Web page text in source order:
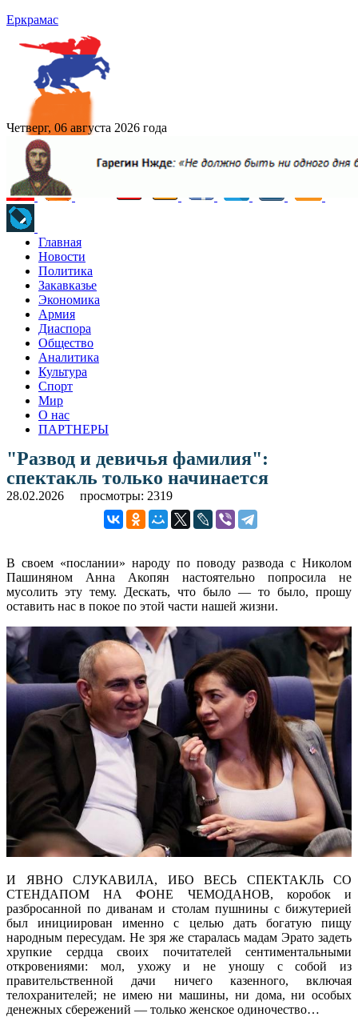
Еркрамас
Четверг, 06 августа 2026 года
Главная
Новости
Политика
Закавказье
Экономика
Армия
Диаспора
Общество
Аналитика
Культура
Спорт
Мир
О нас
ПАРТНЕРЫ
"Развод и девичья фамилия":
спектакль только начинается
28.02.2026 просмотры: 2319
В своем «послании» народу по поводу развода с Николом
Пашиняном Анна Акопян настоятельно попросила не
мусолить эту тему. Дескать, что было — то было, прошу
оставить нас в покое по этой части нашей жизни.
И ЯВНО СЛУКАВИЛА, ИБО ВЕСЬ СПЕКТАКЛЬ СО
СТЕНДАПОМ НА ФОНЕ ЧЕМОДАНОВ, коробок и
разбросанной по диванам и столам пушнины с бижутерией
был инициирован именно с целью дать богатую пищу
народным пересудам. Не зря же старалась мадам Эрато задеть
хрупкие сердца своих почитателей сентиментальными
откровениями: мол, ухожу и не уношу с собой из
правительственной дачи ничего казенного, включая
телохранителей; не имею ни машины, ни дома, ни особых
денежных сбережений — только женское одиночество…